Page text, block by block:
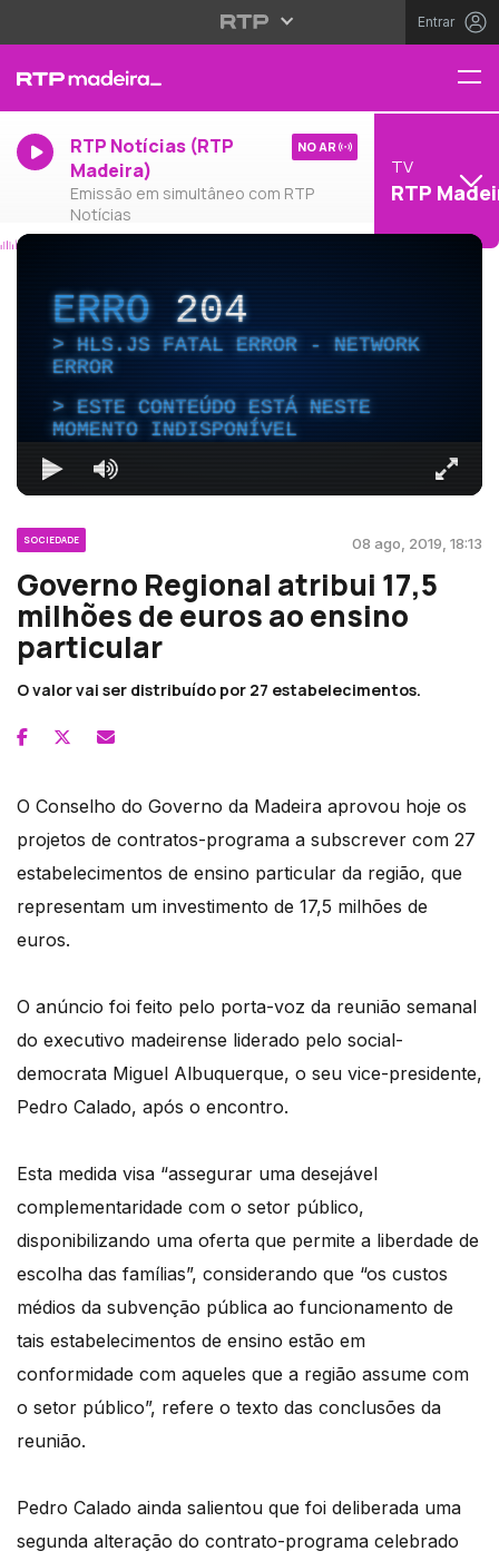
Entrar
RTP Notícias (RTP
Madeira)
Emissão em simultâneo com RTP
Notícias
NO AR
TV
RTP
ERRO204
HLS.JS FATAL ERROR - NETWORK
ERROR
ESTE CONTEÚDO ESTÁ NESTE
MOMENTO INDISPONÍVEL
SOCIEDADE 08 ago, 2019, 18:13
Governo Regional atribui 17,5
milhões de euros ao ensino
particular
O valor vai ser distribuído por 27 estabelecimentos.
O Conselho do Governo da Madeira aprovou hoje os
projetos de contratos-programa a subscrever com 27
estabelecimentos de ensino particular da região, que
representam um investimento de 17,5 milhões de
euros.
O anúncio foi feito pelo porta-voz da reunião semanal
do executivo madeirense liderado pelo social-
democrata Miguel Albuquerque, o seu vice-presidente,
Pedro Calado, após o encontro.
Esta medida visa “assegurar uma desejável
complementaridade com o setor público,
disponibilizando uma oferta que permite a liberdade de
escolha das famílias”, considerando que “os custos
médios da subvenção pública ao funcionamento de
tais estabelecimentos de ensino estão em
conformidade com aqueles que a região assume com
o setor público”, refere o texto das conclusões da
reunião.
Pedro Calado ainda salientou que foi deliberada uma
segunda alteração do contrato-programa celebrado